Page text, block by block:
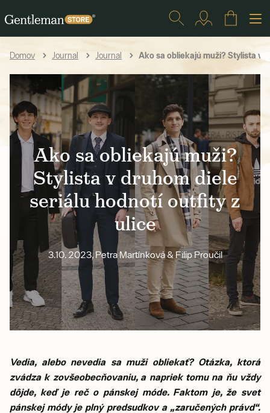
Domov Journal Journal Ako sa obliekajú muži? Stylista v
Ako sa obliekajú muži?
Stylista v druhom diele
seriálu hodnotí outfity z
ulice
3.10. 2023, Petra Martínková & Filip Proučil
Vedia, alebo nevedia sa muži obliekať? Otázka, ktorá
zvádza k zovšeobecňovaniu, a napriek tomu na ňu vždy
dôjde, keď je reč o pánskej móde. Faktom je, že svet
pánskej módy je plný predsudkov a „zaručených právd“.